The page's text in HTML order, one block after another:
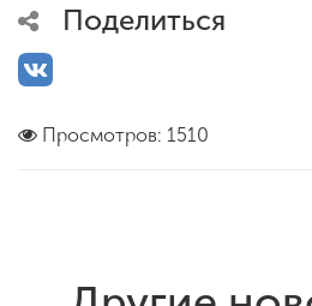
Поделиться
Просмотров: 1510